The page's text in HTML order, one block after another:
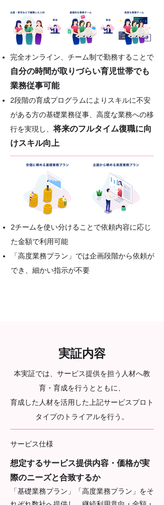
完全オンライン、チーム制で勤務することで
自分の時間が取りづらい育児世帯でも
業務従事可能
2段階の育成プログラムによりスキルに不安
がある方の基礎業務従事、高度な業務への移
行を実現し、将来のフルタイム復職に向
けスキル向上
2チームを使い分けることで依頼内容に応じ
た金額で利用可能
「高度業務プラン」では企画段階から依頼が
でき、細かい指示が不要
実証内容
本実証では、サービス提供を担う人材へ教
育・育成を行うとともに、
育成した人材を活用した上記サービスプロト
タイプのトライアルを行う。
サービス仕様
想定するサービス提供内容・価格が実
際のニーズと合致するか
「基礎業務プラン」「高度業務プラン」をそ